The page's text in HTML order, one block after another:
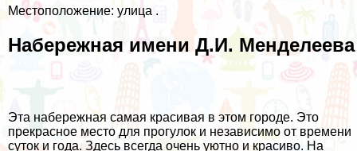
Местоположение: улица .
Набережная имени Д.И. Менделеева
Эта набережная самая красивая в этом городе. Это
прекрасное место для прогулок и независимо от времени
суток и года. Здесь всегда очень уютно и красиво. На